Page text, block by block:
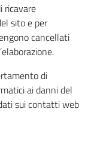
ricavare
sito e per
cancellati
di
ai danni del
sui contatti web